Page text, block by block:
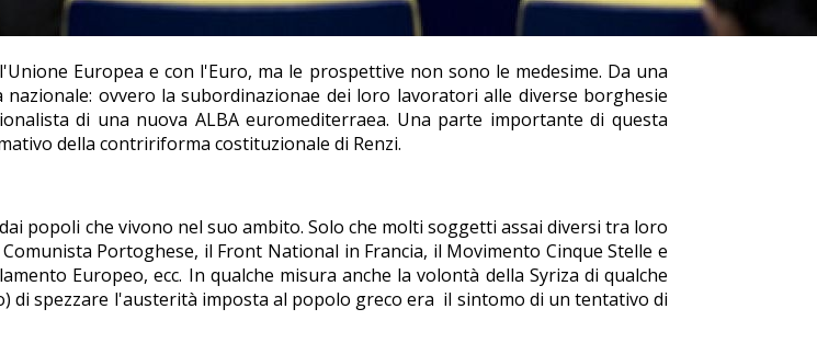
Europea e con l'Euro, ma le prospettive non sono le medesime. Da una
ovvero la subordinazionae dei loro lavoratori alle diverse borghesie
di una nuova ALBA euromediterraea. Una parte importante di questa
della contririforma costituzionale di Renzi.
popoli che vivono nel suo ambito. Solo che molti soggetti assai diversi tra loro
Portoghese, il Front National in Francia, il Movimento Cinque Stelle e
Europeo, ecc. In qualche misura anche la volontà della Syriza di qualche
di spezzare l'austerità imposta al popolo greco era il sintomo di un tentativo di